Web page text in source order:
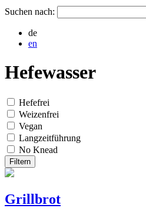
Suchen nach:
de
en
Hefewasser
Hefefrei
Weizenfrei
Vegan
Langzeitführung
No Knead
Filtern
Grillbrot